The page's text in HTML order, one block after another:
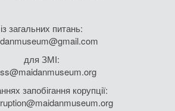
із загальних питань:
для ЗМІ:
запобігання корупції: